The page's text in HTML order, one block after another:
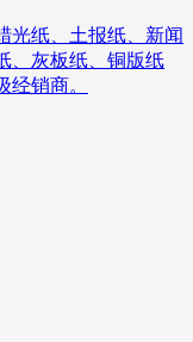
光纸、土报纸、新闻
、灰板纸、铜版纸
销商。